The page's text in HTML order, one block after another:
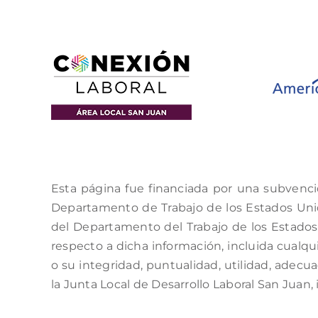
Esta página fue financiada por una
Departamento de Trabajo de los Estados
del Departamento del Trabajo de los
respecto a dicha información, incluida
o su integridad, puntualidad, utilidad,
la Junta Local de Desarrollo Laboral San